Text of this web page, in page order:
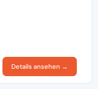
Details ansehen →